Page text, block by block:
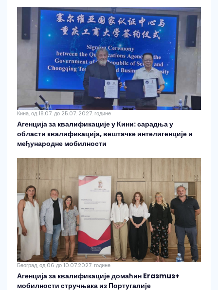
Кина, од 18.07. до 25.07. 2027. године
Агенција за квалификације у Кини: сарадња у
области квалификација, вештачке интелигенције и
међународне мобилности
Београд, од 06 до 10.07.2027. године
Агенција за квалификације домаћин Erasmus+
мобилности стручњака из Португалије